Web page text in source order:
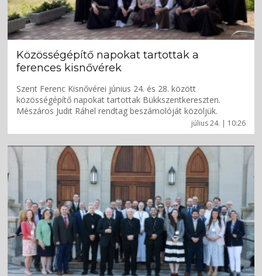
július 24. | 10:26
Közösségépítő napokat tartottak a
ferences kisnővérek
Szent Ferenc Kisnővérei június 24. és 28. között
közösségépítő napokat tartottak Bükkszentkereszten.
Mészáros Judit Ráhel rendtag beszámolóját közöljük.